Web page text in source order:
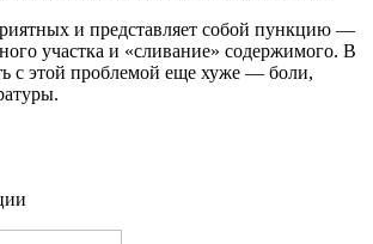
и представляет собой пункцию —
участка и «сливание» содержимого. В
с этой проблемой еще хуже — боли,